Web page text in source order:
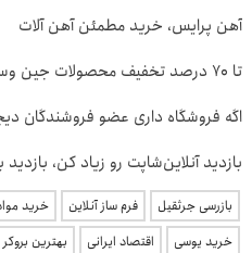
آهن پرایس، خرید مطمئن آهن آلات
تا 70 درصد تخفیف محصولات جین وست + خرید در 4 قسط
اگه فروشگاه داری عضو فروشندگان دیجی پی شو 3
بازدید آنلاین‌شاپت رو زیاد کن، بازدید
بازرسی جرثقیل فرم ساز آنلاین خرید
خرید یوسی
اقتصاد ایرانی بهترین بروکر